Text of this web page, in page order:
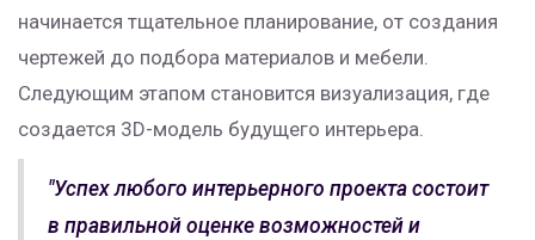
начинается тщательное планирование, от создания
чертежей до подбора материалов и мебели.
Следующим этапом становится визуализация, где
создается 3D-модель будущего интерьера.
"Успех любого интерьерного проекта состоит
в правильной оценке возможностей и